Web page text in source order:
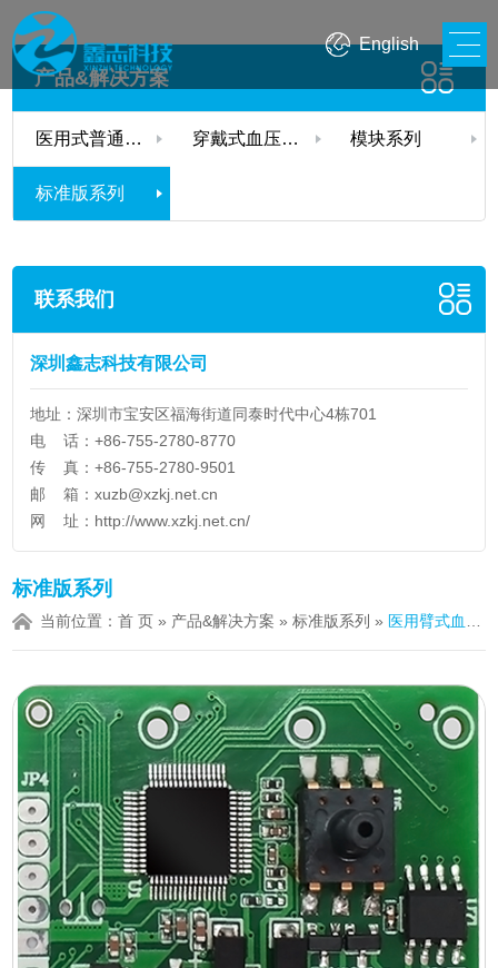
English
产品&解决方案
医用式普通血压计系列 穿戴式血压计系列 模块系列
标准版系列
联系我们
深圳鑫志科技有限公司
地址：深圳市宝安区福海街道同泰时代中心4栋701
电 话：+86-755-2780-8770
传 真：+86-755-2780-9501
邮 箱：xuzb@xzkj.net.cn
网 址： http://www.xzkj.net.cn/
标准版系列
当前位置：首 页 » 产品&解决方案 »标准版系列 » 医用臂式血压计标准板